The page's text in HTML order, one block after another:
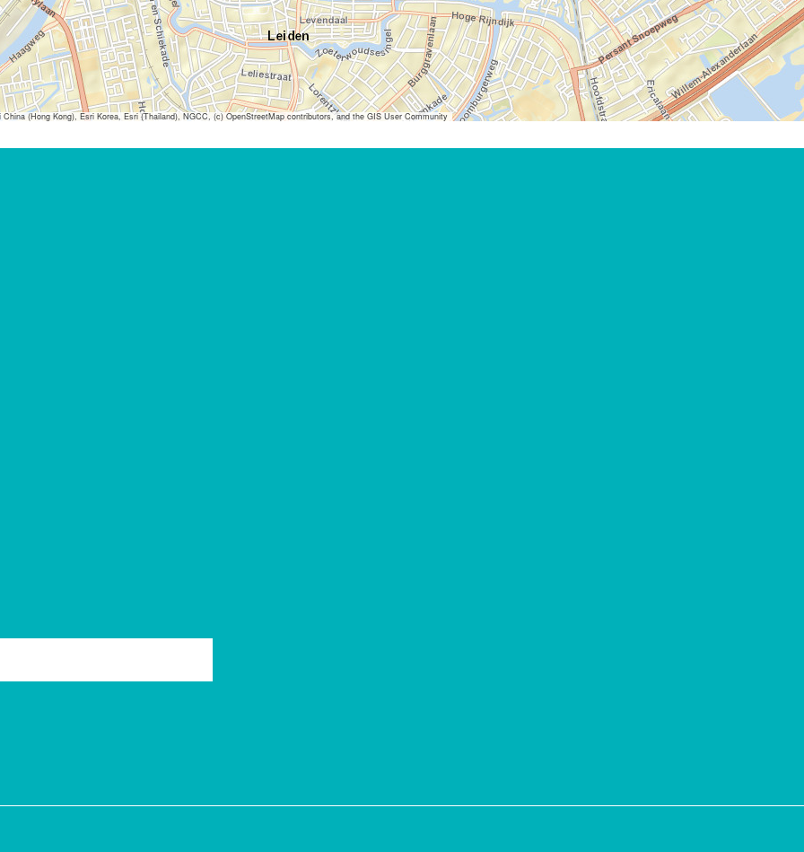
(Hong Kong), Esri Korea, Esri (Thailand), NGCC, (c) OpenStreetMap contributors, and the GIS User Community